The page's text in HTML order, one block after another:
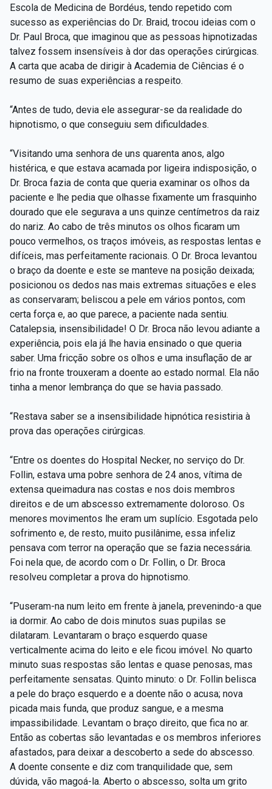
Escola de Medicina de Bordéus, tendo repetido com
sucesso as experiências do Dr. Braid, trocou ideias com o
Dr. Paul Broca, que imaginou que as pessoas hipnotizadas
talvez fossem insensíveis à dor das operações cirúrgicas.
A carta que acaba de dirigir à Academia de Ciências é o
resumo de suas experiências a respeito.
“Antes de tudo, devia ele assegurar-se da realidade do
hipnotismo, o que conseguiu sem dificuldades.
“Visitando uma senhora de uns quarenta anos, algo
histérica, e que estava acamada por ligeira indisposição, o
Dr. Broca fazia de conta que queria examinar os olhos da
paciente e lhe pedia que olhasse fixamente um frasquinho
dourado que ele segurava a uns quinze centímetros da raiz
do nariz. Ao cabo de três minutos os olhos ficaram um
pouco vermelhos, os traços imóveis, as respostas lentas e
difíceis, mas perfeitamente racionais. O Dr. Broca levantou
o braço da doente e este se manteve na posição deixada;
posicionou os dedos nas mais extremas situações e eles
as conservaram; beliscou a pele em vários pontos, com
certa força e, ao que parece, a paciente nada sentiu.
Catalepsia, insensibilidade! O Dr. Broca não levou adiante a
experiência, pois ela já lhe havia ensinado o que queria
saber. Uma fricção sobre os olhos e uma insuflação de ar
frio na fronte trouxeram a doente ao estado normal. Ela não
tinha a menor lembrança do que se havia passado.
“Restava saber se a insensibilidade hipnótica resistiria à
prova das operações cirúrgicas.
“Entre os doentes do Hospital Necker, no serviço do Dr.
Follin, estava uma pobre senhora de 24 anos, vítima de
extensa queimadura nas costas e nos dois membros
direitos e de um abscesso extremamente doloroso. Os
menores movimentos lhe eram um suplício. Esgotada pelo
sofrimento e, de resto, muito pusilânime, essa infeliz
pensava com terror na operação que se fazia necessária.
Foi nela que, de acordo com o Dr. Follin, o Dr. Broca
resolveu completar a prova do hipnotismo.
“Puseram-na num leito em frente à janela, prevenindo-a que
ia dormir. Ao cabo de dois minutos suas pupilas se
dilataram. Levantaram o braço esquerdo quase
verticalmente acima do leito e ele ficou imóvel. No quarto
minuto suas respostas são lentas e quase penosas, mas
perfeitamente sensatas. Quinto minuto: o Dr. Follin belisca
a pele do braço esquerdo e a doente não o acusa; nova
picada mais funda, que produz sangue, e a mesma
impassibilidade. Levantam o braço direito, que fica no ar.
Então as cobertas são levantadas e os membros inferiores
afastados, para deixar a descoberto a sede do abscesso.
A doente consente e diz com tranquilidade que, sem
dúvida, vão magoá-la. Aberto o abscesso, solta um grito